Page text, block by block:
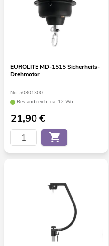
EUROLITE MD-1515 Sicherheits-
Drehmotor
No. 50301300
Bestand reicht ca. 12 Wo.
21,90€